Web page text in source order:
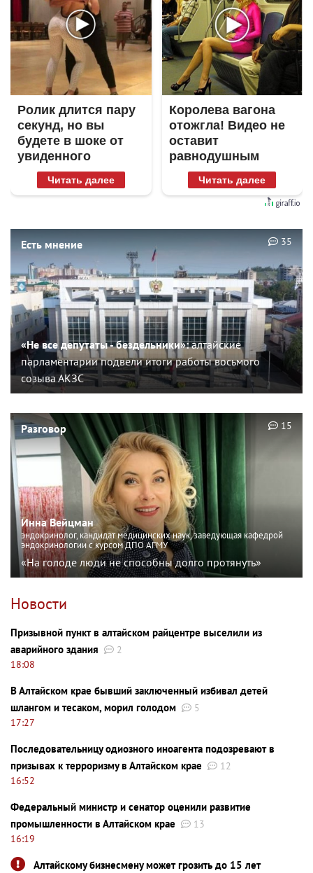
Ролик длится пару
секунд, но вы
будете в шоке от
увиденного
Читать далее
Королева вагона
отожгла! Видео не
оставит
равнодушным
Читать далее
Есть мнение
«Не все депутаты - бездельники»:алтайские
парламентарии подвели итоги работы восьмого
созыва АКЗС
35
Разговор
Инна Вейцман
эндокринолог, кандидат медицинских наук, заведующая кафедрой
эндокринологии с курсом ДПО АГМУ
«На голоде люди не способны долго протянуть»
15
Новости
Призывной пункт в алтайском райцентре выселили из
аварийного здания
2
18:08
В Алтайском крае бывший заключенный избивал детей
шлангом и тесаком, морил голодом
5
17:27
Последовательницу одиозного иноагента подозревают в
призывах к терроризму в Алтайском крае
12
16:52
Федеральный министр и сенатор оценили развитие
промышленности в Алтайском крае
13
16:19
Алтайскому бизнесмену может грозить до 15 лет